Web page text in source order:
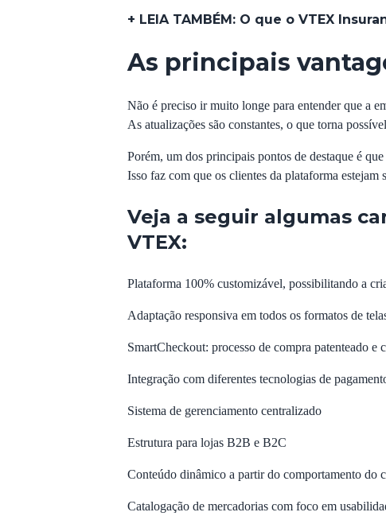
+ LEIA TAMBÉM: O que o VTEX
As principais
Não é preciso ir muito longe para entender que a
As atualizações são constantes, o que torna
Porém, um dos principais pontos de destaque é
Isso faz com que os clientes da plataforma
Veja a seguir algumas
VTEX:
Plataforma 100% customizável, possibilitando a
Adaptação responsiva em todos os formatos de
SmartCheckout: processo de compra patenteado
Integração com diferentes tecnologias de
Sistema de gerenciamento centralizado
Estrutura para lojas B2B e B2C
Conteúdo dinâmico a partir do comportamento do
Catalogação de mercadorias com foco em